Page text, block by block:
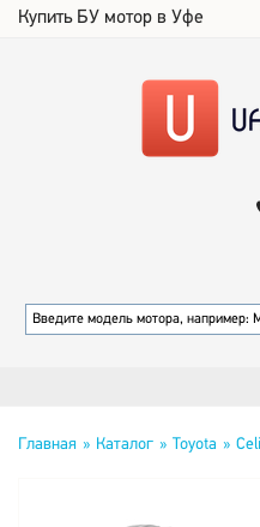
Купить БУ мотор в Уфе
Главная Каталог Toyota